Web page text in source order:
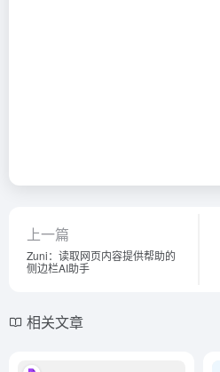
上一篇
Zuni：读取网页内容提供帮助的
侧边栏AI助手
相关文章